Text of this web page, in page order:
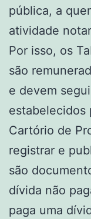
pública, a
atividade
Por isso, os
são
e devem
estabelecidos
Cartório de
registrar e
são
dívida não
paga uma